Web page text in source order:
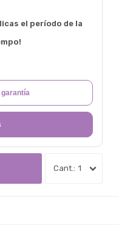
el período de la
1